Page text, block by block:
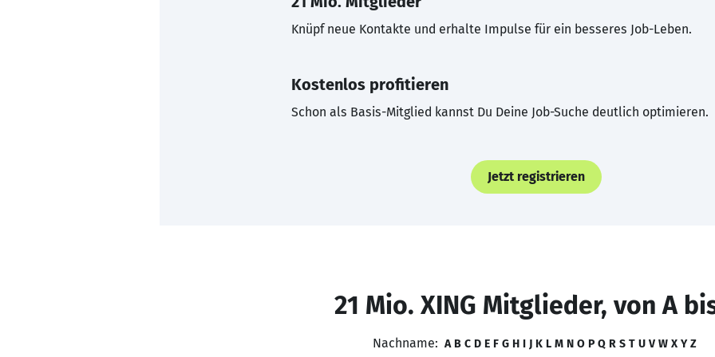
Knüpf neue Kontakte und erhalte Impulse für ein besseres Job-Leben.
Kostenlos profitieren
Schon als Basis-Mitglied kannst Du Deine Job-Suche deutlich optimieren.
Jetzt registrieren
21 Mio. XING Mitglieder, von A
Nachname: A B C D E F G H I J K L M N O P Q R S T U V W X Y Z